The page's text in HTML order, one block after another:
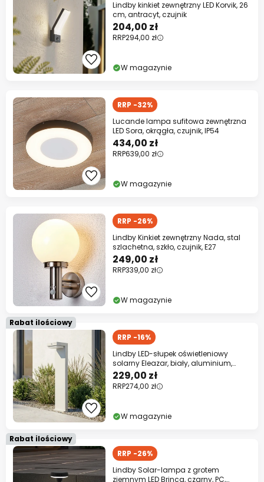
Lindby kinkiet zewnętrzny LED Korvik, 26
cm, antracyt, czujnik
204,00 zł
RRP294,00 zł
W magazynie
RRP -32%
Lucande lampa sufitowa zewnętrzna
LED Sora, okrągła, czujnik, IP54
434,00 zł
RRP639,00 zł
W magazynie
RRP -26%
Lindby Kinkiet zewnętrzny Nada, stal
szlachetna, szkło, czujnik, E27
249,00 zł
RRP339,00 zł
W magazynie
Rabat ilościowy
RRP -16%
Lindby LED-słupek oświetleniowy
solarny Eleazar, biały, aluminium,
czujnik
229,00 zł
RRP274,00 zł
W magazynie
Rabat ilościowy
RRP -26%
Lindby Solar-lampa z grotem
ziemnym LED Brinca, czarny, PC,